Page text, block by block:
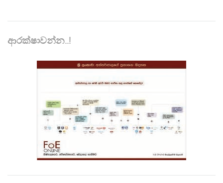
ආරක්ෂාවන්න..!